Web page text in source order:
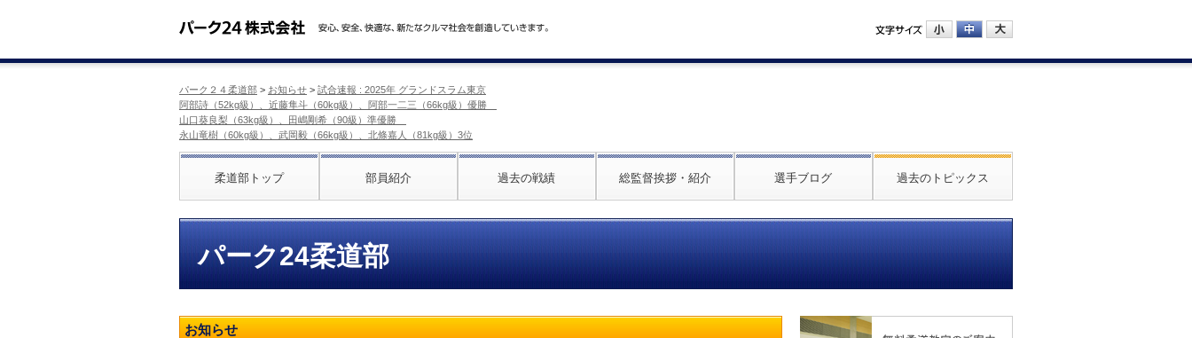
パーク２４柔道部 > お知らせ > 試合速報 : 2025年 グランドスラム東京
阿部詩（52kg級）、近藤隼斗（60kg級）、阿部一二三（66kg級）優勝
山口葵良梨（63kg級）、田嶋剛希（90級）準優勝
永山竜樹（60kg級）、武岡毅（66kg級）、北條嘉人（81kg級）3位
柔道部トップ 部員紹介 過去の戦績 総監督挨拶・紹介 選手ブログ 過去のトピックス
パーク24柔道部
お知らせ